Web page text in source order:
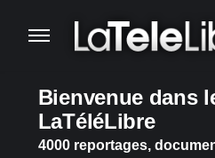
Bienvenue dans
LaTéléLibre
4000 reportages,